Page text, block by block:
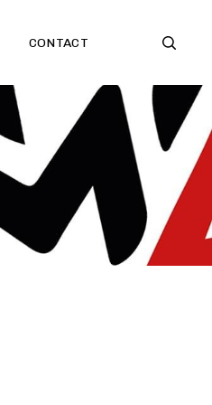
CONTACT